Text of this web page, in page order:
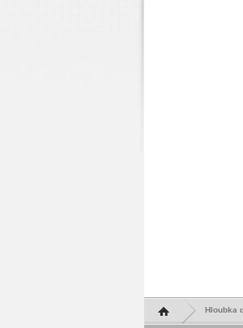
Hlavní stránka Hloubka